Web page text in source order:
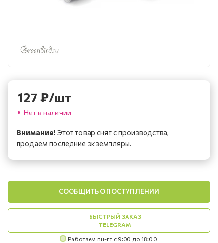
127 ₽/шт
Нет в наличии
Внимание! Этот товар снят с производства,
продаем последние экземпляры.
СООБЩИТЬ О ПОСТУПЛЕНИИ
БЫСТРЫЙ ЗАКАЗ
TELEGRAM
Работаем пн-пт с 9:00 до 18:00